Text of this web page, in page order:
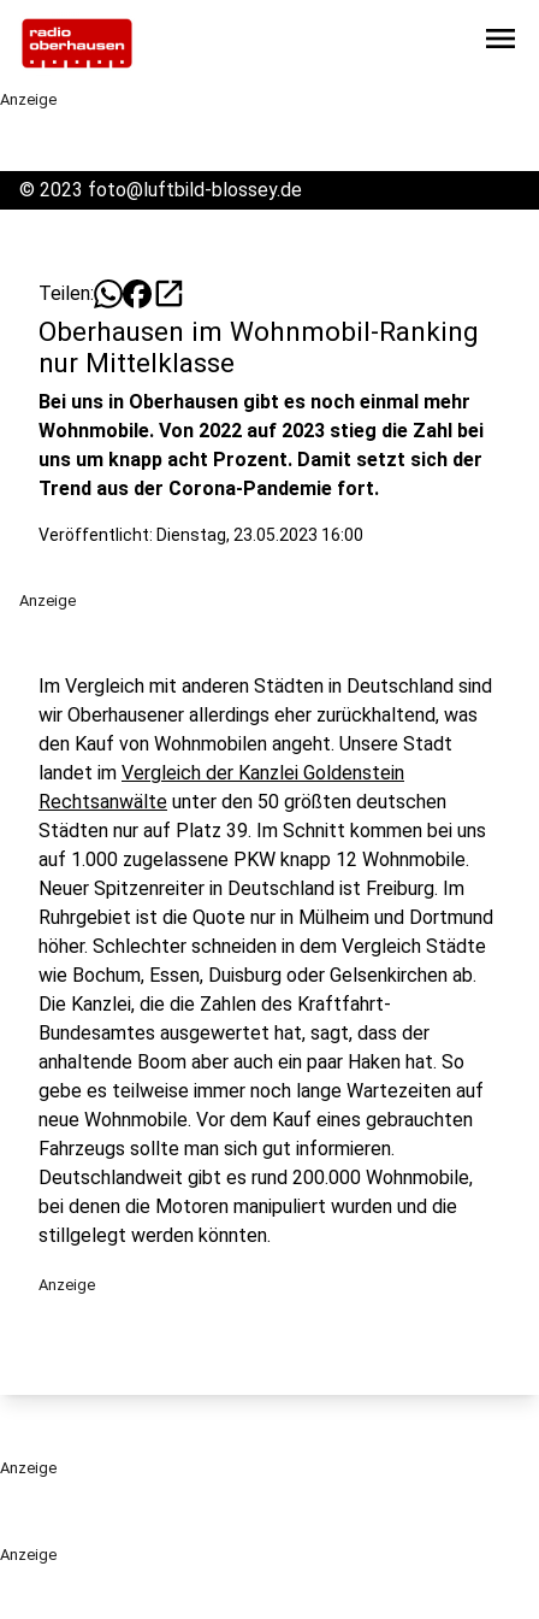
menu
Anzeige
Anzeige
© 2023 foto@luftbild-blossey.de
Teilen: open_in_new
Oberhausen im Wohnmobil-Ranking
nur Mittelklasse
Bei uns in Oberhausen gibt es noch einmal mehr
Wohnmobile. Von 2022 auf 2023 stieg die Zahl bei
uns um knapp acht Prozent. Damit setzt sich der
Trend aus der Corona-Pandemie fort.
Veröffentlicht: Dienstag, 23.05.2023 16:00
Anzeige
Im Vergleich mit anderen Städten in Deutschland sind
wir Oberhausener allerdings eher zurückhaltend, was
den Kauf von Wohnmobilen angeht. Unsere Stadt
landet im Vergleich der Kanzlei Goldenstein
Rechtsanwälte unter den 50 größten deutschen
Städten nur auf Platz 39. Im Schnitt kommen bei uns
auf 1.000 zugelassene PKW knapp 12 Wohnmobile.
Neuer Spitzenreiter in Deutschland ist Freiburg. Im
Ruhrgebiet ist die Quote nur in Mülheim und Dortmund
höher. Schlechter schneiden in dem Vergleich Städte
wie Bochum, Essen, Duisburg oder Gelsenkirchen ab.
Die Kanzlei, die die Zahlen des Kraftfahrt-
Bundesamtes ausgewertet hat, sagt, dass der
anhaltende Boom aber auch ein paar Haken hat. So
gebe es teilweise immer noch lange Wartezeiten auf
neue Wohnmobile. Vor dem Kauf eines gebrauchten
Fahrzeugs sollte man sich gut informieren.
Deutschlandweit gibt es rund 200.000 Wohnmobile,
bei denen die Motoren manipuliert wurden und die
stillgelegt werden könnten.
Anzeige
Anzeige